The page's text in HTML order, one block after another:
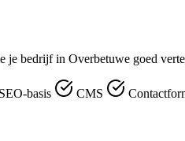
je bedrijf in Overbetuwe goed
SEO-basis CMS